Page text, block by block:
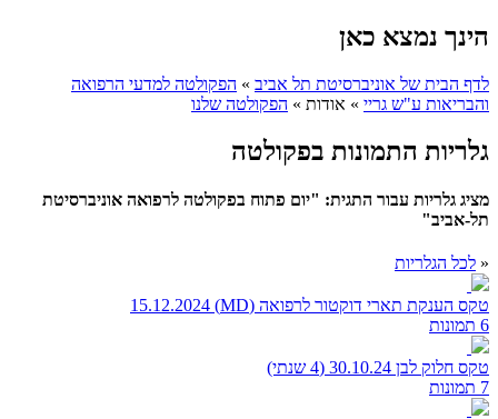
הינך נמצא כאן
לדף הבית של אוניברסיטת תל אביב » הפקולטה למדעי הרפואה
והבריאות ע"ש גריי » אודות » הפקולטה שלנו
גלריות התמונות בפקולטה
מציג גלריות עבור התגית: "יום פתוח בפקולטה לרפואה אוניברסיטת
תל-אביב"
« לכל הגלריות
טקס הענקת תארי דוקטור לרפואה (MD) 15.12.2024
6 תמונות
טקס חלוק לבן 30.10.24 (4 שנתי)
7 תמונות